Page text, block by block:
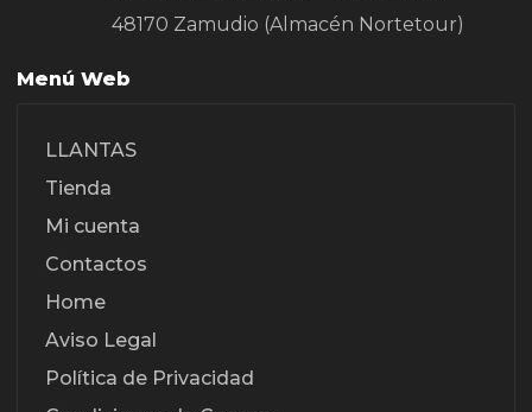
48170 Zamudio (Almacén Nortetour)
Menú Web
LLANTAS
Tienda
Mi cuenta
Contactos
Home
Aviso Legal
Política de Privacidad